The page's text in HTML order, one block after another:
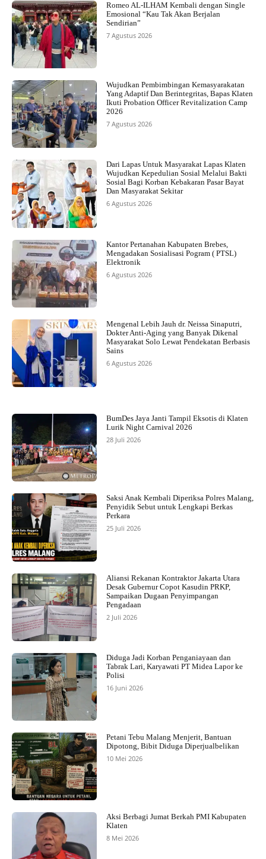
Romeo AL-ILHAM Kembali dengan Single
Emosional “Kau Tak Akan Berjalan
Sendirian”
7 Agustus 2026
Wujudkan Pembimbingan Kemasyarakatan
Yang Adaptif Dan Berintegritas, Bapas Klaten
Ikuti Probation Officer Revitalization Camp
2026
7 Agustus 2026
Dari Lapas Untuk Masyarakat Lapas Klaten
Wujudkan Kepedulian Sosial Melalui Bakti
Sosial Bagi Korban Kebakaran Pasar Bayat
Dan Masyarakat Sekitar
6 Agustus 2026
Kantor Pertanahan Kabupaten Brebes,
Mengadakan Sosialisasi Pogram ( PTSL)
Elektronik
6 Agustus 2026
Mengenal Lebih Jauh dr. Neissa Sinaputri,
Dokter Anti-Aging yang Banyak Dikenal
Masyarakat Solo Lewat Pendekatan Berbasis
Sains
6 Agustus 2026
BumDes Jaya Janti Tampil Eksotis di Klaten
Lurik Night Carnival 2026
28 Juli 2026
Saksi Anak Kembali Diperiksa Polres Malang,
Penyidik Sebut untuk Lengkapi Berkas
Perkara
25 Juli 2026
Aliansi Rekanan Kontraktor Jakarta Utara
Desak Gubernur Copot Kasudin PRKP,
Sampaikan Dugaan Penyimpangan
Pengadaan
2 Juli 2026
Diduga Jadi Korban Penganiayaan dan
Tabrak Lari, Karyawati PT Midea Lapor ke
Polisi
16 Juni 2026
Petani Tebu Malang Menjerit, Bantuan
Dipotong, Bibit Diduga Diperjualbelikan
10 Mei 2026
Aksi Berbagi Jumat Berkah PMI Kabupaten
Klaten
8 Mei 2026